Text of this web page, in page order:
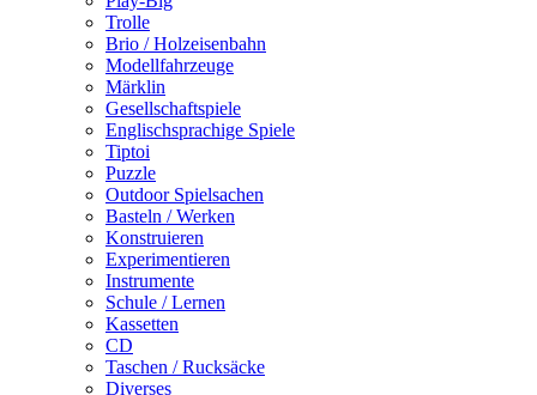
Trolle
Brio / Holzeisenbahn
Modellfahrzeuge
Märklin
Gesellschaftspiele
Englischsprachige Spiele
Tiptoi
Puzzle
Outdoor Spielsachen
Basteln / Werken
Konstruieren
Experimentieren
Instrumente
Schule / Lernen
Kassetten
CD
Taschen / Rucksäcke
Diverses